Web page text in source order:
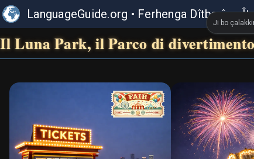
LanguageGuide.org • Ferhenga Dîtbarî ya
Il Luna Park, il Parco di
Ji bo